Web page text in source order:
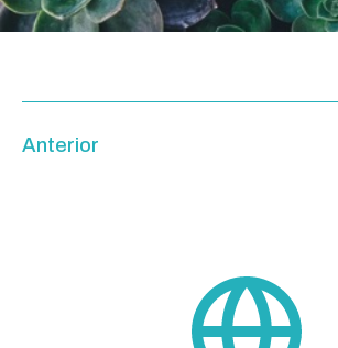
Anterior